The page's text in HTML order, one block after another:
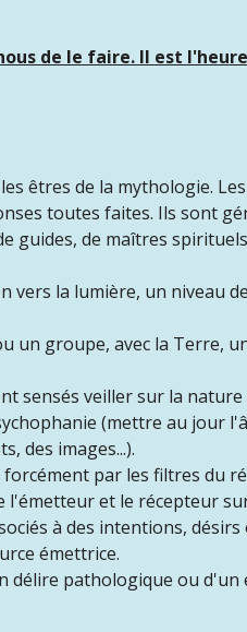
de le faire. Il est
êtres de la mythologie.
toutes faites. Ils sont
guides, de maîtres
la lumière, un niveau
un groupe, avec la Terre,
sensés veiller sur la nature
(mettre au jour
des images...).
par les filtres du
l'émetteur et le récepteur
à des intentions, désirs
émettrice.
délire pathologique ou d'un